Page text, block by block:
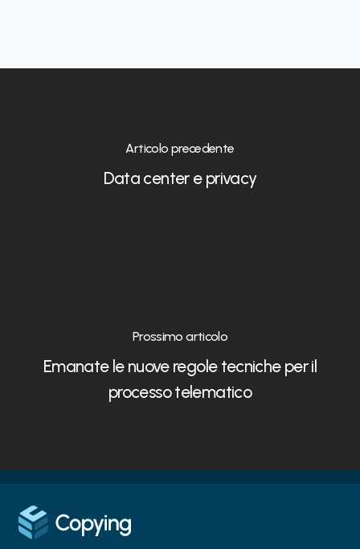
Articolo precedente
Data center e privacy
Prossimo articolo
Emanate le nuove regole tecniche per il
processo telematico